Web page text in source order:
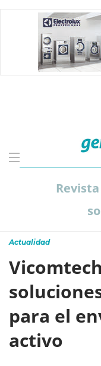
Actualidad
para el
activo